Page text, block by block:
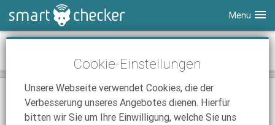
Menu
Smartphone Vergleich
Anbieter
Tarifvergleich
Tablet Vergleich
Tarifvergleich
SmartChecker TV
BETRIEBSSYSTEM
Cookie-Einstellungen
Unsere Webseite verwendet Cookies, die der
Verbesserung unseres Angebotes dienen. Hierfür
bitten wir Sie um Ihre Einwilligung, welche Sie uns